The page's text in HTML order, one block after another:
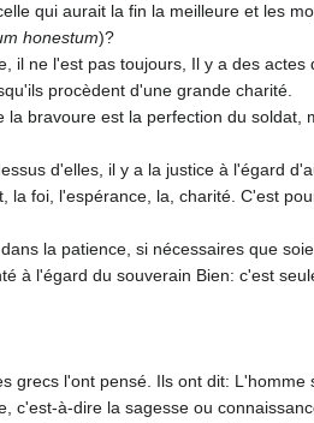
qui aurait la fin la meilleure et les
honestum)?
il ne l'est pas toujours, Il y a des actes
procèdent d'une grande charité.
bravoure est la perfection du soldat,
d'elles, il y a la justice à l'égard
la foi, l'espérance, la, charité. C'est
la patience, si nécessaires que
à l'égard du souverain Bien: c'est
grecs l'ont pensé. Ils ont dit: L'homme
c'est-à-dire la sagesse ou